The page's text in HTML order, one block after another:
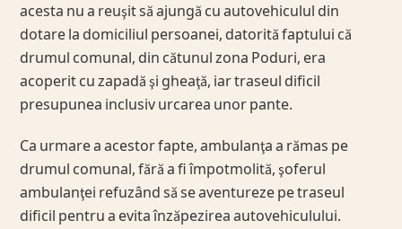
acesta nu a reuşit să ajungă cu autovehiculul din
dotare la domiciliul persoanei, datorită faptului că
drumul comunal, din cătunul zona Poduri, era
acoperit cu zapadă şi gheaţă, iar traseul dificil
presupunea inclusiv urcarea unor pante.
Ca urmare a acestor fapte, ambulanţa a rămas pe
drumul comunal, fără a fi împotmolită, şoferul
ambulanţei refuzând să se aventureze pe traseul
dificil pentru a evita înzăpezirea autovehiculului.